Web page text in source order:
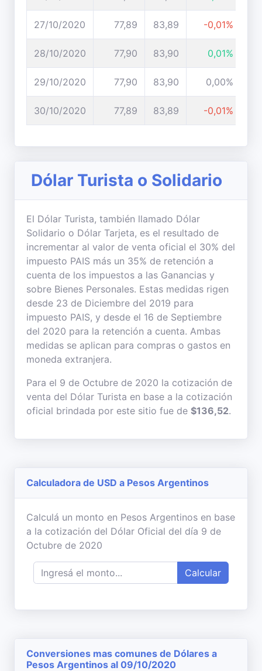
27/10/2020 77,89 83,89 -0,01%
28/10/2020 77,90 83,90 0,01%
29/10/2020 77,90 83,90 0,00%
30/10/2020 77,89 83,89 -0,01%
Dólar Turista o Solidario
El Dólar Turista, también llamado Dólar
Solidario o Dólar Tarjeta, es el resultado de
incrementar al valor de venta oficial el 30% del
impuesto PAIS más un 35% de retención a
cuenta de los impuestos a las Ganancias y
sobre Bienes Personales. Estas medidas rigen
desde 23 de Diciembre del 2019 para
impuesto PAIS, y desde el 16 de Septiembre
del 2020 para la retención a cuenta. Ambas
medidas se aplican para compras o gastos en
moneda extranjera.
Para el 9 de Octubre de 2020 la cotización de
venta del Dólar Turista en base a la cotización
oficial brindada por este sitio fue de $136,52.
Calculadora de USD a Pesos Argentinos
Calculá un monto en Pesos Argentinos en base
a la cotización del Dólar Oficial del día 9 de
Octubre de 2020
Calcular
Conversiones mas comunes de Dólares a
Pesos Argentinos al 09/10/2020